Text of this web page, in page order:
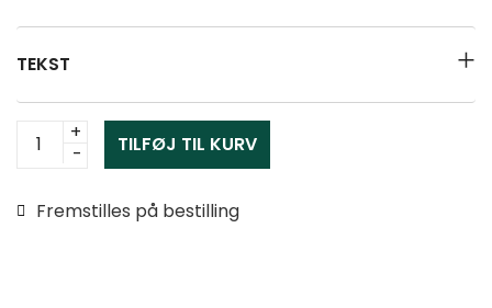
TEKST
Personligt
bryllupskort
fugle
TILFØJ TIL KURV
Fremstilles på bestilling